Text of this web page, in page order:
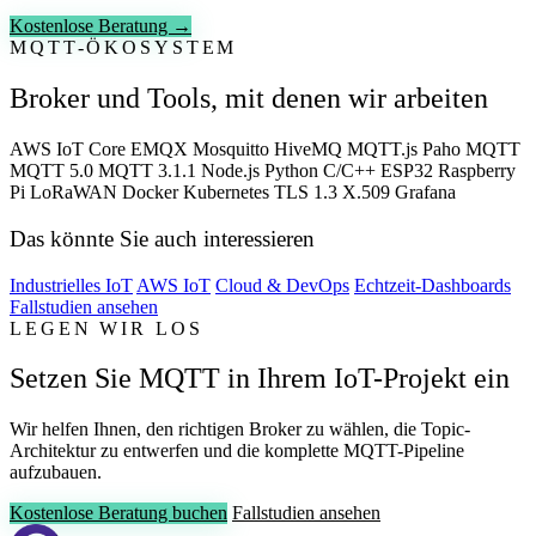
Kostenlose Beratung →
MQTT-ÖKOSYSTEM
Broker und Tools, mit denen wir arbeiten
AWS IoT Core EMQX Mosquitto HiveMQ MQTT.js Paho MQTT
MQTT 5.0 MQTT 3.1.1 Node.js Python C/C++ ESP32 Raspberry
Pi LoRaWAN DockerKubernetes TLS 1.3 X.509 Grafana
Das könnte Sie auch interessieren
Industrielles IoT AWS IoT Cloud & DevOps Echtzeit-Dashboards
Fallstudien ansehen
LEGEN WIR LOS
Setzen Sie MQTT in Ihrem IoT-Projekt ein
Wir helfen Ihnen, den richtigen Broker zu wählen, die Topic-
Architektur zu entwerfen und die komplette MQTT-Pipeline
aufzubauen.
Kostenlose Beratung buchen Fallstudien ansehen